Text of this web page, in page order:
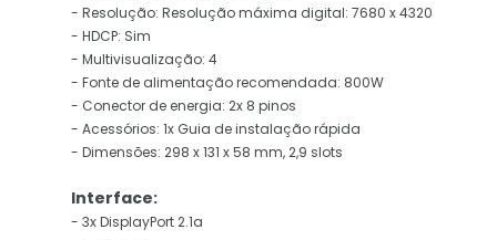
- Resolução: Resolução máxima digital: 7680 x 4320
- HDCP: Sim
- Multivisualização: 4
- Fonte de alimentação recomendada: 800W
- Conector de energia: 2x 8 pinos
- Acessórios: 1x Guia de instalação rápida
- Dimensões: 298 x 131 x 58 mm, 2,9 slots
Interface:
- 3x DisplayPort 2.1a